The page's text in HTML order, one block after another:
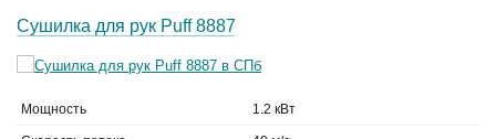
Сушилка для рук Puff 8887
Мощность 1.2 кВт